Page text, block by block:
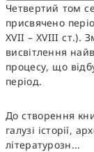
Четвертий том
присвячено
ХVII – XVIII ст.).
висвітлення
процесу, що
період.
До створення
галузі історії,
літературозн...